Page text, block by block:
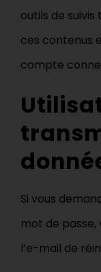
outils de
ces contenus
compte
Si vous
mot de passe,
l’e-mail de